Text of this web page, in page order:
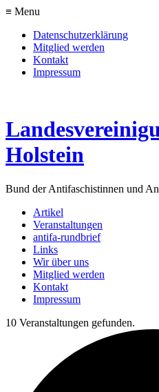
≡ Menu
Datenschutzerklärung
Mitglied werden
Kontakt
Impressum
Holstein
Bund der Antifaschistinnen und
Artikel
Veranstaltungen
antifa-rundbrief
Links
Wir über uns
Mitglied werden
Kontakt
Impressum
10 Veranstaltungen gefunden.